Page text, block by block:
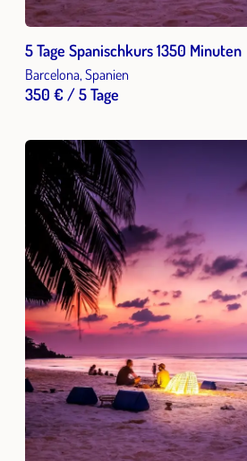
5 Tage Spanischkurs 1350 Minuten
Barcelona, Spanien
350 € / 5 Tage